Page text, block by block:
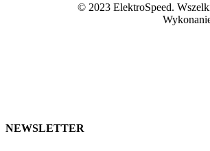
© 2023 ElektroSpeed.
NEWSLETTER